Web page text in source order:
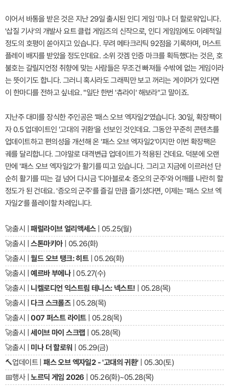
이어서 바통을 받은 것은 지난 29일 출시된 인디 게임 '미나 더 할로워'입니다.
'삽질 기사'의 개발사 요트 클럽 게임즈의 신작으로, 인디 게임임에도 이례적일
정도의 호평이 쏟아지고 있습니다. 무려 메타크리틱 92점을 기록하며, 머스트
플레이 배지를 받았을 정도인데요. 소위 갓겜 인증 마크를 획득했다는 것은, 호
불호는 갈릴지언정 취향에 맞는 사람들은 무조건 빠져들 수밖에 없는 게임이라
는 뜻이기도 합니다. 그러니 혹시라도 그래픽만 보고 꺼리는 게이머가 있다면
이 한마디를 전하고 싶네요. "일단 한번 '츄라이' 해보라"고 말이죠.
지난주 대미를 장식한 주인공은 '패스 오브 엑자일2'였습니다. 30일, 확장팩이
자 0.5 업데이트인 '고대의 귀환'을 선보인 것인데요. 그동안 꾸준히 콘텐츠를
업데이트하고 편의성을 개선해 온 '패스 오브 엑자일2'이지만 이번 확장팩은
궤를 달리합니다. 그야말로 대격변급 업데이트가 적용된 건데요. 덕분에 오랜
만에 '패스 오브 엑자일2'가 활기를 띠고 있습니다. 그리고 지금에 이르러선 단
순히 활기를 띠는 걸 넘어 다시금 '디아블로4: 증오의 군주'와 어깨를 나란히 할
정도가 된 건데요. '증오의 군주'를 즐길 만큼 즐기셨다면, 이제는 '패스 오브 엑
자일2'를 플레이할 차례입니다.
🚀출시 |패럴라이브 얼리액세스| 05.25(월)
🚀출시 |스톤마키아| 05.26(화)
🚀출시 |월드 오브 탱크: 히트| 05.26(화)
🚀출시 |예르바 부에나| 05.27(수)
🚀출시 | 니켈로디언 익스트림 테니스: 넥스트! | 05.28(목)
🚀출시 | 다크 스크롤즈| 05.28(목)
🚀출시 |007 퍼스트 라이트| 05.28(목)
🚀출시 |세이브 마이 스크랩 | 05.28(목)
🚀출시 | 미나 더 할로워
| 05.29(금)
🔨업데이트 |패스 오브 엑자일2 - '고대의 귀환'| 05.30(토)
📅행사 |노르딕 게임 2026 | 05.26(화)~05.28(목)